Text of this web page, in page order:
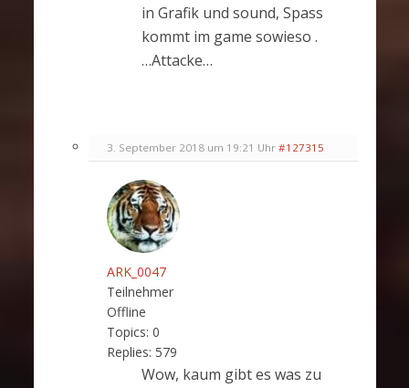
in Grafik und sound, Spass
kommt im game sowieso .
…Attacke…
3. September 2018 um 19:21 Uhr #127315
ARK_0047
Teilnehmer
Offline
Topics: 0
Replies: 579
Wow, kaum gibt es was zu